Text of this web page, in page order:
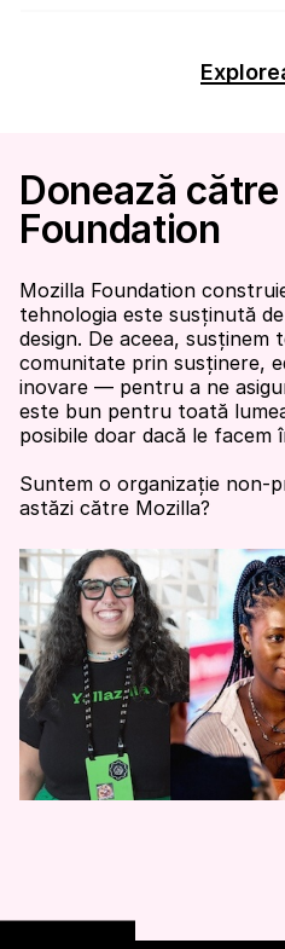
Donează
Foundation
Mozilla Foundation
tehnologia este susținută
design. De aceea,
comunitate prin susținere,
inovare — pentru a ne
este bun pentru toată
posibile doar dacă le facem
Suntem o organizație non-
astăzi către Mozilla?